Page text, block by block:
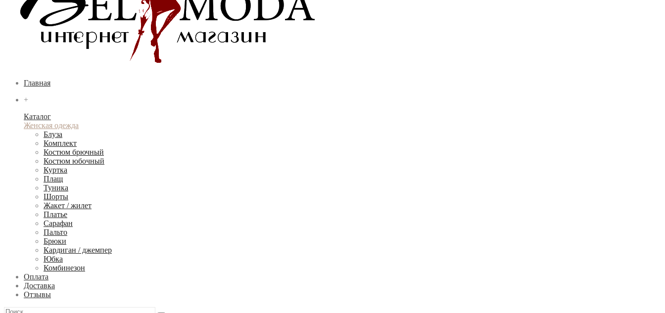
Главная
+
Каталог
Женская одежда
Блуза
Комплект
Костюм брючный
Костюм юбочный
Куртка
Плащ
Туника
Шорты
Жакет / жилет
Платье
Сарафан
Пальто
Брюки
Кардиган / джемпер
Юбка
Комбинезон
Оплата
Доставка
Отзывы